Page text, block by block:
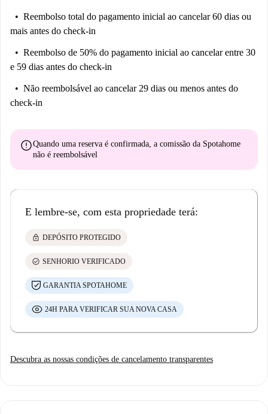
Reembolso total do pagamento inicial ao cancelar 60 dias ou
mais antes do check-in
Reembolso de 50% do pagamento inicial ao cancelar entre 30
e 59 dias antes do check-in
Não reembolsável ao cancelar 29 dias ou menos antes do
check-in
errorQuando uma reserva é confirmada, a comissão da Spotahome
não é reembolsável
E lembre-se, com esta propriedade terá:
lock DEPÓSITO PROTEGIDO
check_circle SENHORIO VERIFICADO
GARANTIA SPOTAHOME
24H PARA VERIFICAR SUA NOVA CASA
Descubra as nossas condições de cancelamento transparentes